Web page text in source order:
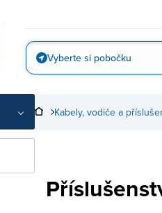
Vyberte si pobočku
Kabely, vodiče a